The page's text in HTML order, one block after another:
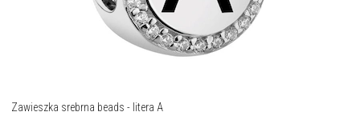
Zawieszka srebrna beads - litera A